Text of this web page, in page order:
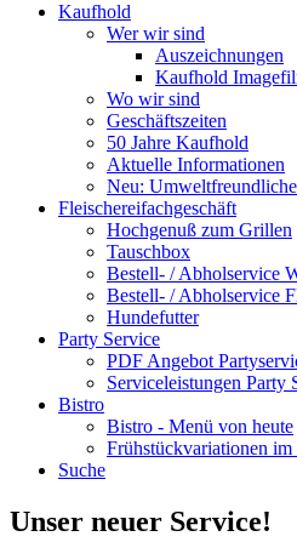
Kaufhold
Wer wir sind
Auszeichnungen
Kaufhold
Wo wir sind
Geschäftszeiten
50 Jahre Kaufhold
Aktuelle Informationen
Neu:
Fleischereifachgeschäft
Hochgenuß zum Grillen
Tauschbox
Bestell- / Abholservice
Bestell- / Abholservice
Hundefutter
Party Service
PDF Angebot
Serviceleistungen Party
Bistro
Bistro - Menü von heute
Frühstückvariationen
Suche
Unser neuer Service!